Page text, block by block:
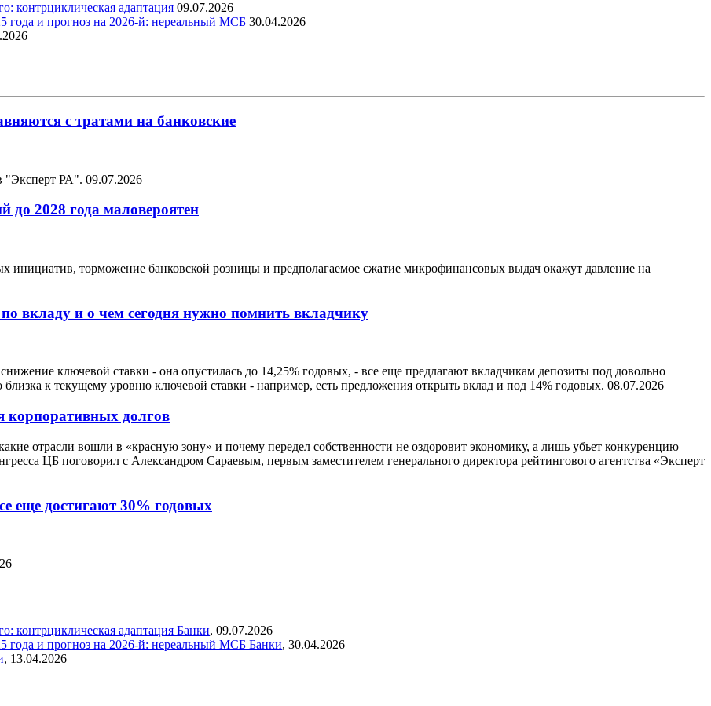
контрциклическая адаптация 09.07.2026
года и прогноз на 2026-й: нереальный МСБ 30.04.2026
с тратами на банковские
"Эксперт РА". 09.07.2026
до 2028 года маловероятен
инициатив, торможение банковской розницы и предполагаемое сжатие микрофинансовых выдач окажут давление на
вкладу и о чем сегодня нужно помнить вкладчику
ключевой ставки - она опустилась до 14,25% годовых, - все еще предлагают вкладчикам депозиты под довольно
к текущему уровню ключевой ставки - например, есть предложения открыть вклад и под 14% годовых. 08.07.2026
корпоративных долгов
отрасли вошли в «красную зону» и почему передел собственности не оздоровит экономику, а лишь убьет конкуренцию —
ЦБ поговорил с Александром Сараевым, первым заместителем генерального директора рейтингового агентства «Эксперт
еще достигают 30% годовых
контрциклическая адаптация Банки, 09.07.2026
года и прогноз на 2026-й: нереальный МСБ Банки, 30.04.2026
, 13.04.2026